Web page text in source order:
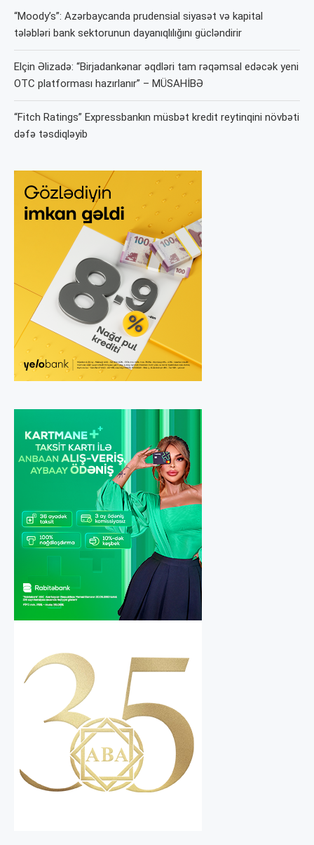
“Moody’s”: Azərbaycanda prudensial siyasət və kapital
tələbləri bank sektorunun dayanıqlılığını gücləndirir
Elçin Əlizadə: “Birjadankənar əqdləri tam rəqəmsal edəcək yeni
OTC platforması hazırlanır” – MÜSAHİBƏ
“Fitch Ratings” Expressbankın müsbət kredit reytinqini növbəti
dəfə təsdiqləyib